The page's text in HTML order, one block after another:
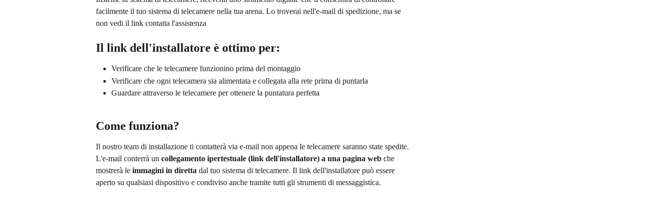
facilmente il tuo sistema di telecamere nella tua arena. Lo troverai nell'e-mail di spedizione, ma se
non vedi il link contatta l'assistenza
Il link dell'installatore è ottimo per:
Verificare che le telecamere funzionino prima del montaggio
Verificare che ogni telecamera sia alimentata e collegata alla rete prima di puntarla
Guardare attraverso le telecamere per ottenere la puntatura perfetta
Come funziona?
Il nostro team di installazione ti contatterà via e-mail non appena le telecamere saranno state spedite.
L'e-mail conterrà un collegamento ipertestuale (link dell'installatore) a una pagina web che
mostrerà le immagini in diretta dal tuo sistema di telecamere. Il link dell'installatore può essere
aperto su qualsiasi dispositivo e condiviso anche tramite tutti gli strumenti di messaggistica.